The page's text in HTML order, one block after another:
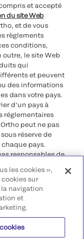
et accepté
du site Web
et de vous
règlements
conditions,
outre, le site Web
qui
et peuvent
des informations
dans votre pays.
d’un pays à
réglementaires
peut ne pas
réserve de
pays.
responsables de
à un usage dans
réservés.
les cookies »,
sur
navigation
et